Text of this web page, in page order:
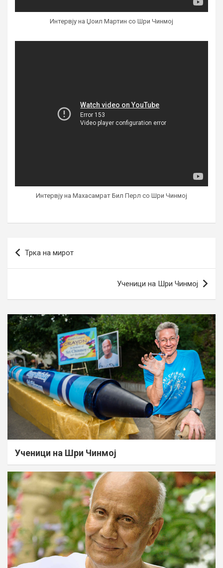
Интервју на Џоил Мартин со Шри Чинмој
Интервју на Махасамрат Бил Перл со Шри Чинмој
Post
navigation
Трка на мирот
Ученици на Шри Чинмој
Ученици на Шри Чинмој